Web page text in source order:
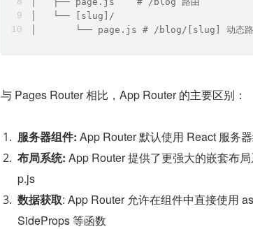
│   └── [slug]/
│       └── page.js # /blog/[slug] 动态路
与 Pages Router 相比，App Router 的主要区别：
服务器组件: App Router 默认使用 React 服务
布局系统: App Router 提供了更强大的嵌套布
p.js
数据获取: App Router 允许在组件中直接使用
SideProps 等函数